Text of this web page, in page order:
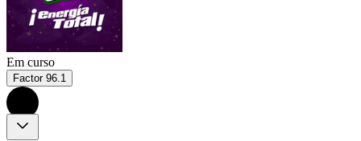
Em curso
Factor 96.1